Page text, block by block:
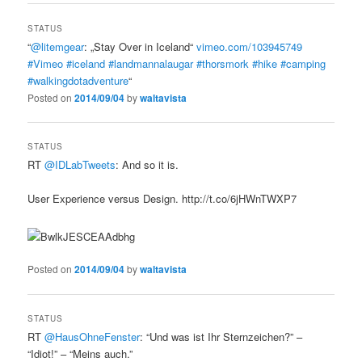
STATUS
“@litemgear: „Stay Over in Iceland“vimeo.com/103945749
#Vimeo #iceland #landmannalaugar #thorsmork #hike #camping
#walkingdotadventure“
Posted on2014/09/04bywaltavista
STATUS
RT@IDLabTweets: And so it is.
User Experience versus Design. http://t.co/6jHWnTWXP7
Posted on2014/09/04bywaltavista
STATUS
RT@HausOhneFenster: “Und was ist Ihr Sternzeichen?” –
“Idiot!” – “Meins auch.”